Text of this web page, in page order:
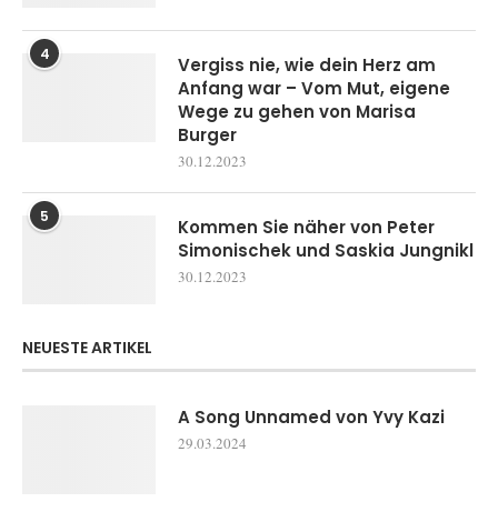
4
Vergiss nie, wie dein Herz am
Anfang war – Vom Mut, eigene
Wege zu gehen von Marisa
Burger
30.12.2023
5
Kommen Sie näher von Peter
Simonischek und Saskia Jungnikl
30.12.2023
NEUESTE ARTIKEL
A Song Unnamed von Yvy Kazi
29.03.2024